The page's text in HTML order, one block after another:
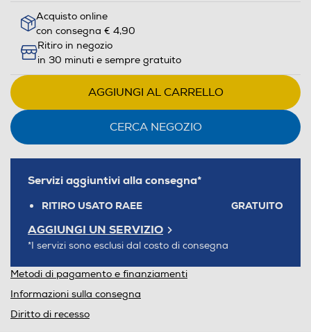
Acquisto online
con consegna € 4,90
Ritiro in negozio
in 30 minuti e sempre gratuito
AGGIUNGI AL CARRELLO
CERCA NEGOZIO
Servizi aggiuntivi alla consegna*
RITIRO USATO RAEE GRATUITO
AGGIUNGI UN SERVIZIO
*I servizi sono esclusi dal costo di consegna
Metodi di pagamento e finanziamenti
Informazioni sulla consegna
Diritto di recesso